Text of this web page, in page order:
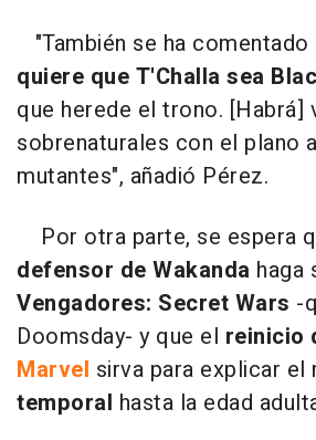
"También se ha comentado
quiere que T'Challa sea
que herede el trono. [Habrá]
sobrenaturales con el plano
mutantes", añadió Pérez.
Por otra parte, se espera
defensor de Wakanda haga
Vengadores: Secret Wars -
Doomsday- y que el reinicio
Marvel sirva para explicar el
temporal hasta la edad